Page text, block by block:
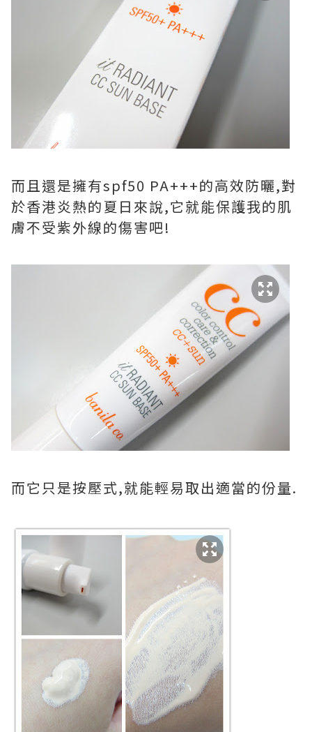
而且還是擁有spf50 PA+++的高效防曬,對
於香港炎熱的夏日來說,它就能保護我的肌
膚不受紫外線的傷害吧!
而它只是按壓式,就能輕易取出適當的份量.